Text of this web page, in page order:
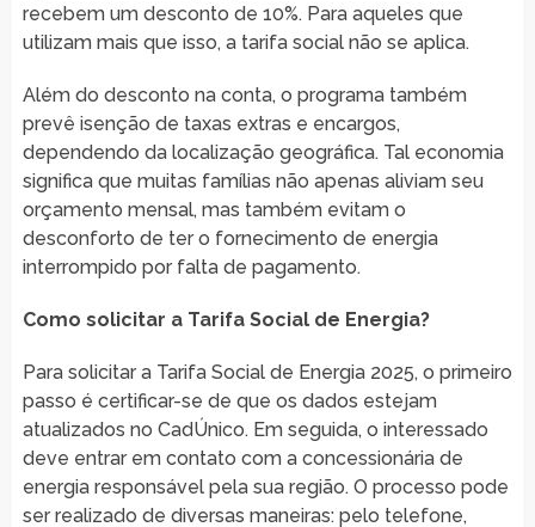
recebem um desconto de 10%. Para aqueles que
utilizam mais que isso, a tarifa social não se aplica.
Além do desconto na conta, o programa também
prevê isenção de taxas extras e encargos,
dependendo da localização geográfica. Tal economia
significa que muitas famílias não apenas aliviam seu
orçamento mensal, mas também evitam o
desconforto de ter o fornecimento de energia
interrompido por falta de pagamento.
Como solicitar a Tarifa Social de Energia?
Para solicitar a Tarifa Social de Energia 2025, o primeiro
passo é certificar-se de que os dados estejam
atualizados no CadÚnico. Em seguida, o interessado
deve entrar em contato com a concessionária de
energia responsável pela sua região. O processo pode
ser realizado de diversas maneiras: pelo telefone,